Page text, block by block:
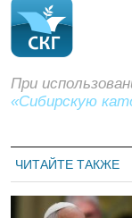
При
«Сибирскую
ЧИТАЙТЕ ТАКЖЕ